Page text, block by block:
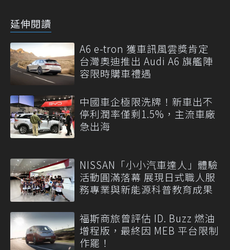
延伸閱讀
A6 e-tron 獲車訊風雲獎肯定
台灣奧迪推出 Audi A6 旗艦陣
容限時購車禮遇
中國車企極限洗牌！新車出不
停利潤率僅剩1.5%，主流車廠
急出海
NISSAN「小小汽車達人」體驗
活動圓滿落幕 展現日式職人服
務專業與新能源科普教育成果
福斯商旅曾評估 ID. Buzz 燃油
增程版，最終因 MEB 平台限制
作罷！